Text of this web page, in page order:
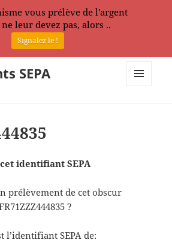
SEPA
identifiant SEPA
prélèvement de cet obscur
?
l’identifiant SEPA de:
vous prélève de l'argent
leur devez pas, alors ..
Signalez le !